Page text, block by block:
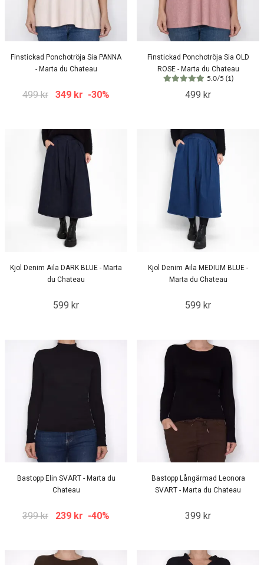
Finstickad Ponchotröja Sia PANNA
- Marta du Chateau
499 kr 349 kr -30%
Finstickad Ponchotröja Sia OLD
ROSE - Marta du Chateau
5.0/5 (1)
499 kr
Kjol Denim Aila DARK BLUE - Marta
du Chateau
599 kr
Kjol Denim Aila MEDIUM BLUE -
Marta du Chateau
599 kr
Bastopp Elin SVART - Marta du
Chateau
399 kr 239 kr -40%
Bastopp Långärmad Leonora
SVART - Marta du Chateau
399 kr